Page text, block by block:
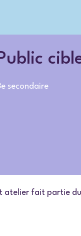
secondaire
atelier fait partie